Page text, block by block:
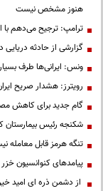
هنوز مشخص نیست
ترامپ: ترجیح می‌دهم با
گزارشی از حادثه
ونس: ایرانی‌ها طرف
رویترز: هشدار صریح
گام جدید برای کاهش
شکنجه رئیس بیمارستان
تنگه هرمز قابل معامله
پیامدهای کنوانسیون
از دشمن ذره ای امید